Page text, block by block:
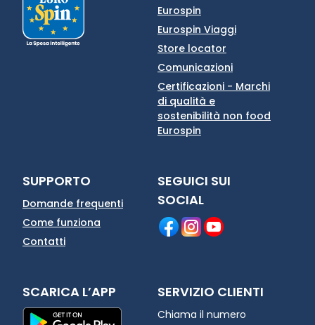
Eurospin
Eurospin Viaggi
Store locator
Comunicazioni
Certificazioni - Marchi
di qualità e
sostenibilità non food
Eurospin
SUPPORTO
Domande frequenti
Come funziona
Contatti
SEGUICI SUI
SOCIAL
SCARICA L’APP SERVIZIO CLIENTI
Chiama il numero